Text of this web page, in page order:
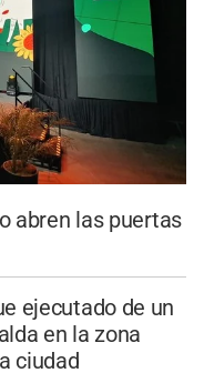
abren las puertas
ejecutado de un
en la zona
ciudad